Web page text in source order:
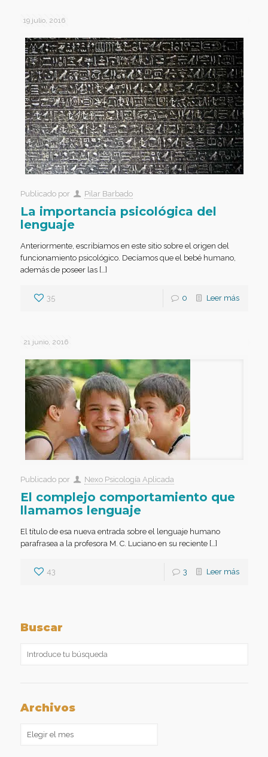
19 julio, 2016
Publicado por Pilar Barbado
La importancia psicológica del
lenguaje
Anteriormente, escribíamos en este sitio sobre el origen del
funcionamiento psicológico. Decíamos que el bebé humano,
además de poseer las […]
35 0 Leer más
21 junio, 2016
Publicado por Nexo Psicología Aplicada
El complejo comportamiento que
llamamos lenguaje
El título de esa nueva entrada sobre el lenguaje humano
parafrasea a la profesora M. C. Luciano en su reciente […]
43 3 Leer más
Buscar
Archivos